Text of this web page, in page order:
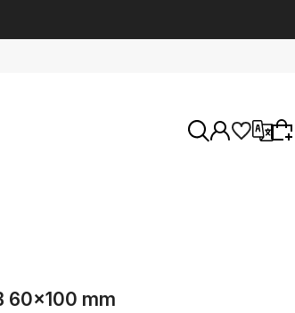
gespeicherten Produkte
60x100 mm